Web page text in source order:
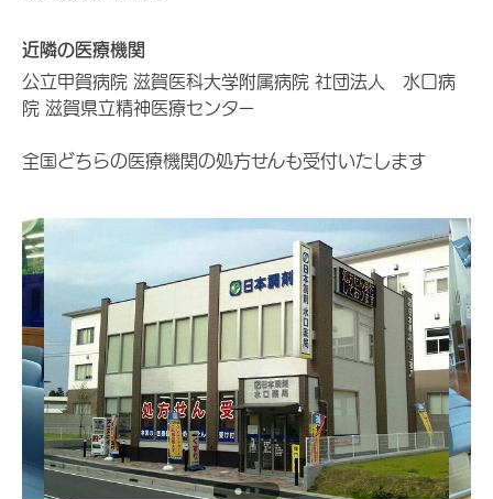
近隣の医療機関
公立甲賀病院 滋賀医科大学附属病院 社団法人 水口病
院 滋賀県立精神医療センター
全国どちらの医療機関の処方せんも受付いたします